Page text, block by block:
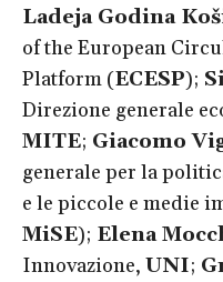
Ladeja Godina
of the European
Platform (ECESP);
Direzione generale
MITE; Giacomo
generale per la
e le piccole e medie
MiSE); Elena
Innovazione, UNI;